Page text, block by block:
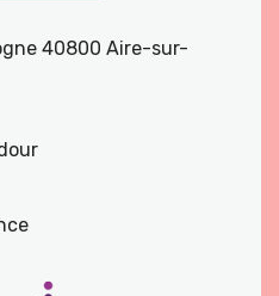
40800 Aire-sur-